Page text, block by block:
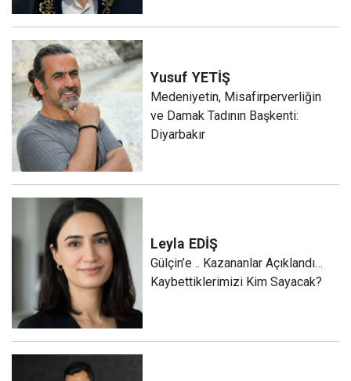
Yusuf YETİŞ
Medeniyetin, Misafirperverliğin
ve Damak Tadının Başkenti:
Diyarbakır
Leyla EDİŞ
Gülçin’e .. Kazananlar Açıklandı…
Kaybettiklerimizi Kim Sayacak?